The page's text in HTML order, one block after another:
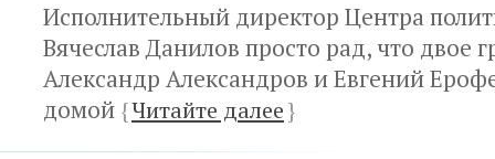
Исполнительный директор Центра
Вячеслав Данилов просто рад, что двое
Александр Александров и Евгений
домой {Читайте далее}